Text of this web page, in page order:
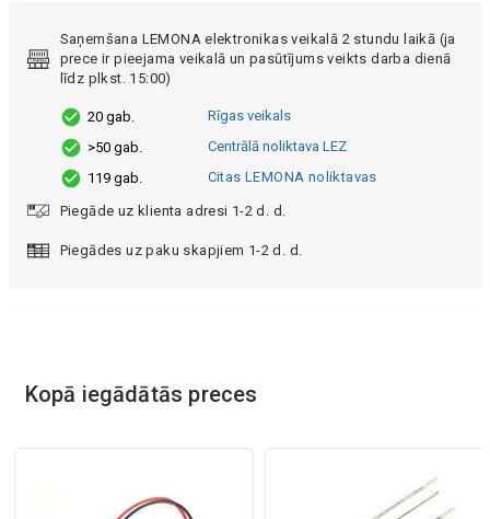
Saņemšana LEMONA elektronikas veikalā 2 stundu laikā (ja
prece ir pieejama veikalā un pasūtījums veikts darba dienā
līdz plkst. 15:00)
20 gab.
Rīgas veikals
>50 gab.
Centrālā noliktava LEZ
119 gab.
Citas LEMONA noliktavas
Piegāde uz klienta adresi 1-2 d. d.
Piegādes uz paku skapjiem 1-2 d. d.
Kopā iegādātās preces